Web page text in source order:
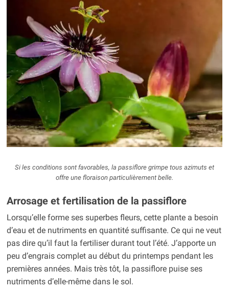
Si les conditions sont favorables, la passiflore grimpe tous azimuts et
offre une floraison particulièrement belle.
Arrosage et fertilisation de la passiflore
Lorsqu’elle forme ses superbes fleurs, cette plante a besoin
d’eau et de nutriments en quantité suffisante. Ce qui ne veut
pas dire qu’il faut la fertiliser durant tout l’été. J’apporte un
peu d’engrais complet au début du printemps pendant les
premières années. Mais très tôt, la passiflore puise ses
nutriments d’elle-même dans le sol.